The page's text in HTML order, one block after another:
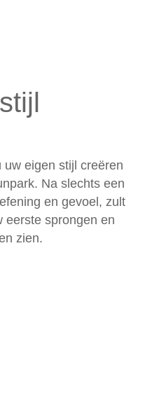
eigen stijl creëren
Na slechts een
en gevoel, zult
eerste sprongen en
zien.